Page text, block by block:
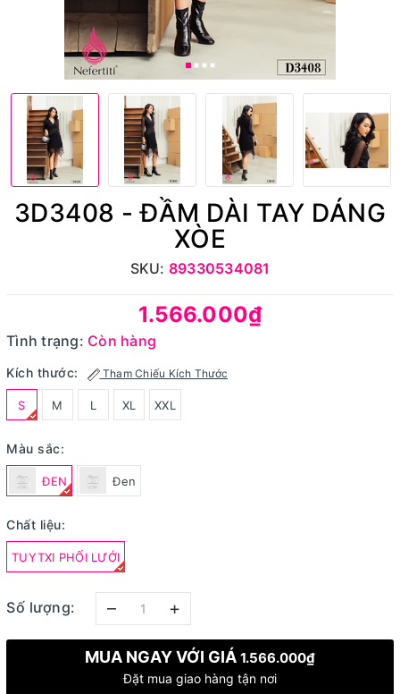
3D3408 - ĐẦM DÀI TAY DÁNG
XÒE
SKU: 89330534081
1.566.000₫
Tình trạng: Còn hàng
Kích thước: Tham Chiếu Kích Thước
S M L XL XXL
Màu sắc:
ĐEN Đen
Chất liệu:
TUYTXI PHỐI LƯỚI
Số lượng: – +
MUA NGAY VỚI GIÁ 1.566.000₫
Đặt mua giao hàng tận nơi